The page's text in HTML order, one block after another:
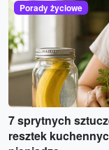
Porady życiowe
7 sprytnych
resztek